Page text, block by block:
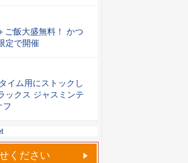
ご飯大盛無料！ かつ
定で開催
イム用にストックし
ックス ジャスミンテ
フ
ください